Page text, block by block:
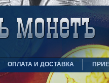
ОПЛАТА И ДОСТАВКА